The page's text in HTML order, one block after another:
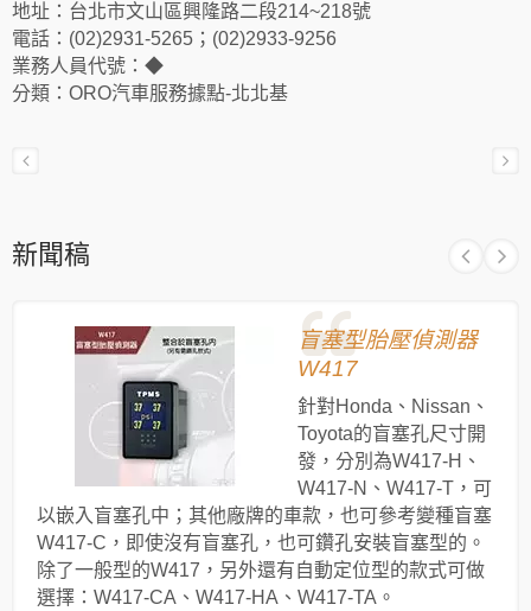
地址：台北市文山區興隆路二段214~218號
電話：(02)2931-5265；(02)2933-9256
業務人員代號：◆
分類：ORO汽車服務據點-北北基
新聞稿
盲塞型胎壓偵測器
W417
針對Honda、Nissan、
Toyota的盲塞孔尺寸開
發，分別為W417-H、
W417-N、W417-T，可
以嵌入盲塞孔中；其他廠牌的車款，也可參考變種盲塞
W417-C，即使沒有盲塞孔，也可鑽孔安裝盲塞型的。
除了一般型的W417，另外還有自動定位型的款式可做
選擇：W417-CA、W417-HA、W417-TA。